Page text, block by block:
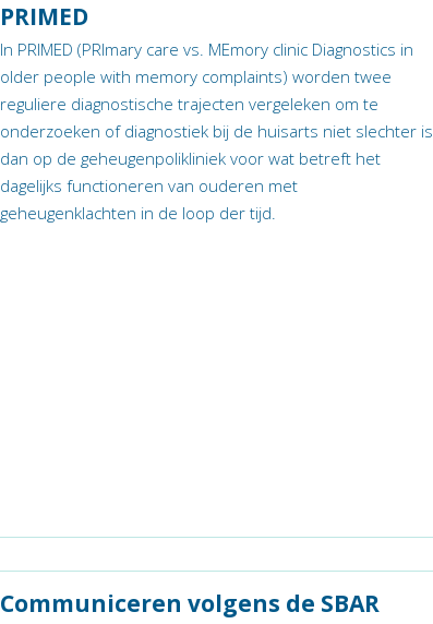
PRIMED
In PRIMED (PRImary care vs. MEmory clinic Diagnostics in
older people with memory complaints) worden twee
reguliere diagnostische trajecten vergeleken om te
onderzoeken of diagnostiek bij de huisarts niet slechter is
dan op de geheugenpolikliniek voor wat betreft het
dagelijks functioneren van ouderen met
geheugenklachten in de loop der tijd.
Communiceren volgens de SBAR